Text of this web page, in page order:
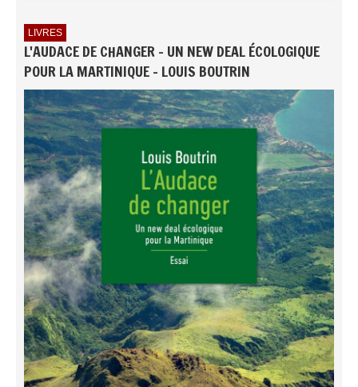
LIVRES
L'AUDACE DE CHANGER - UN NEW DEAL ÉCOLOGIQUE
POUR LA MARTINIQUE - LOUIS BOUTRIN